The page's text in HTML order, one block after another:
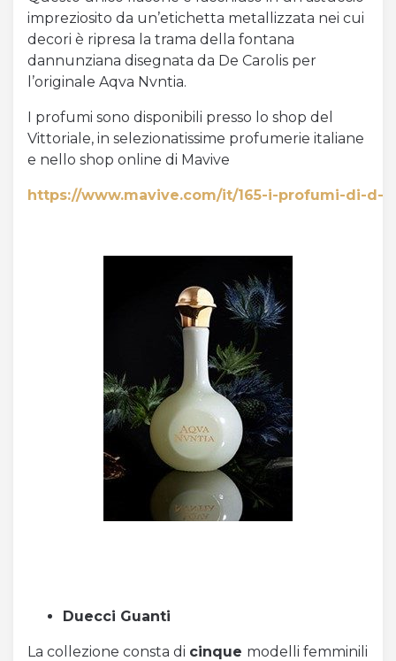
impreziosito da un’etichetta metallizzata nei cui
decori è ripresa la trama della fontana
dannunziana disegnata da De Carolis per
l’originale Aqva Nvntia.
I profumi sono disponibili presso lo shop del
Vittoriale, in selezionatissime profumerie italiane
e nello shop online di Mavive
https://www.mavive.com/it/165-i-profumi-di-d-
Duecci Guanti
La collezione consta di cinque modelli femminili